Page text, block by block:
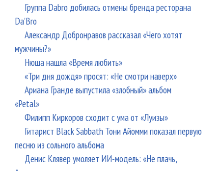
Группа Dabro добилась отмены бренда ресторана
Da'Bro
Александр Добронравов рассказал «Чего хотят
мужчины?»
Нюша нашла «Время любить»
«Три дня дождя» просят: «Не смотри наверх»
Ариана Гранде выпустила «злобный» альбом
«Petal»
Филипп Киркоров сходит с ума от «Луизы»
Гитарист Black Sabbath Тони Айомми показал первую
песню из сольного альбома
Денис Клявер умоляет ИИ-модель: «Не плачь,